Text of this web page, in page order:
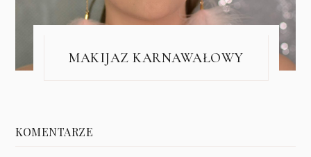
MAKIJAZ KARNAWAŁOWY
KOMENTARZE